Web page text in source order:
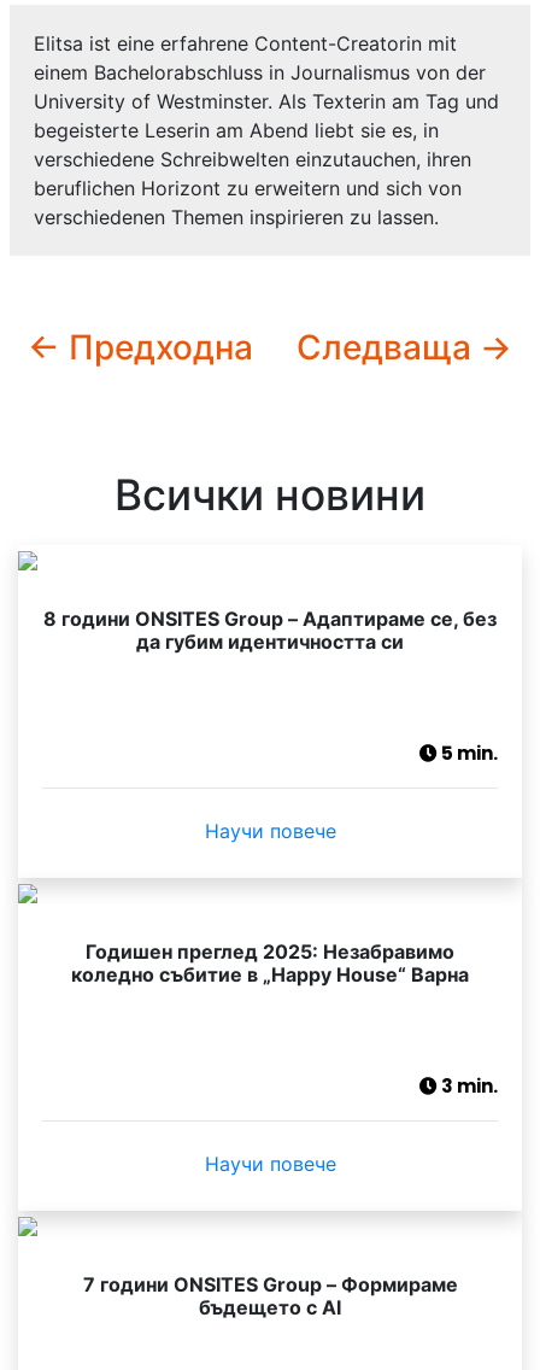
Elitsa ist eine erfahrene Content-Creatorin mit
einem Bachelorabschluss in Journalismus von der
University of Westminster. Als Texterin am Tag und
begeisterte Leserin am Abend liebt sie es, in
verschiedene Schreibwelten einzutauchen, ihren
beruflichen Horizont zu erweitern und sich von
verschiedenen Themen inspirieren zu lassen.
← Предходна Следваща →
Всички новини
8 години ONSITES Group – Адаптираме се, без
да губим идентичността си
5 min.
Научи повече
Годишен преглед 2025: Незабравимо
коледно събитие в „Happy House“ Варна
3 min.
Научи повече
7 години ONSITES Group – Формираме
бъдещето с AI